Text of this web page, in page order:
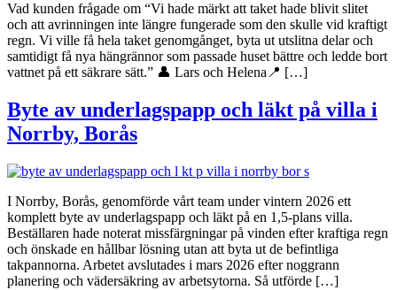
Vad kunden frågade om “Vi hade märkt att taket hade blivit slitet
och att avrinningen inte längre fungerade som den skulle vid kraftigt
regn. Vi ville få hela taket genomgånget, byta ut utslitna delar och
samtidigt få nya hängrännor som passade huset bättre och ledde bort
vattnet på ett säkrare sätt.” 👤 Lars och Helena📍 […]
Byte av underlagspapp och läkt på villa i
Norrby, Borås
I Norrby, Borås, genomförde vårt team under vintern 2026 ett
komplett byte av underlagspapp och läkt på en 1,5-plans villa.
Beställaren hade noterat missfärgningar på vinden efter kraftiga regn
och önskade en hållbar lösning utan att byta ut de befintliga
takpannorna. Arbetet avslutades i mars 2026 efter noggrann
planering och vädersäkring av arbetsytorna. Så utförde […]